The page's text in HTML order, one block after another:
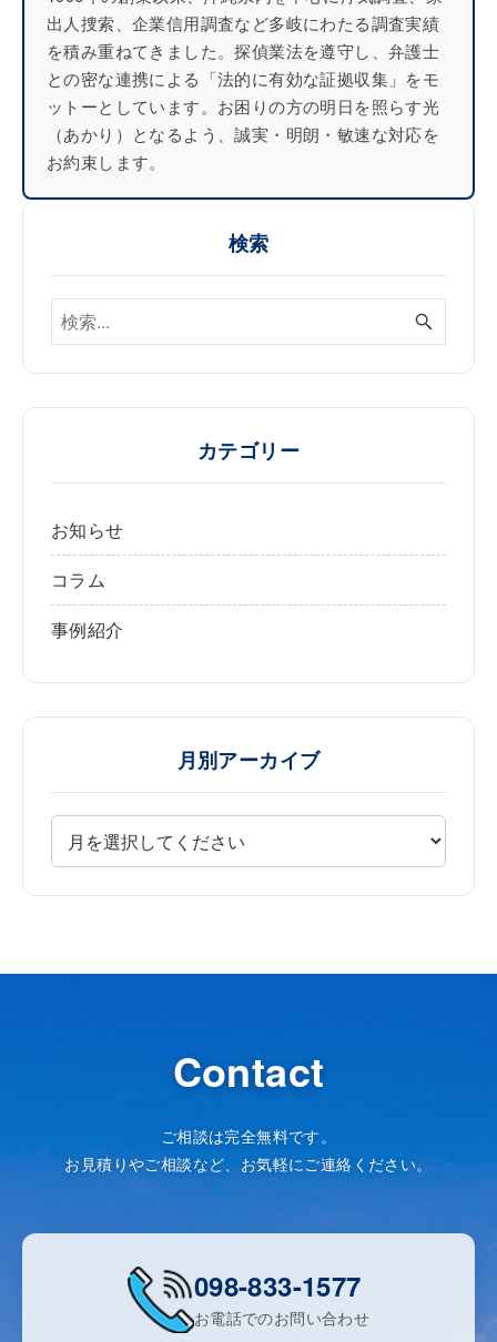
出人捜索、企業信用調査など多岐にわたる調査実績
を積み重ねてきました。探偵業法を遵守し、弁護士
との密な連携による「法的に有効な証拠収集」をモ
ットーとしています。お困りの方の明日を照らす光
（あかり）となるよう、誠実・明朗・敏速な対応を
お約束します。
検索
カテゴリー
お知らせ
コラム
事例紹介
月別アーカイブ
Contact
ご相談は完全無料です。
お見積りやご相談など、お気軽にご連絡ください。
098-833-1577
お電話でのお問い合わせ